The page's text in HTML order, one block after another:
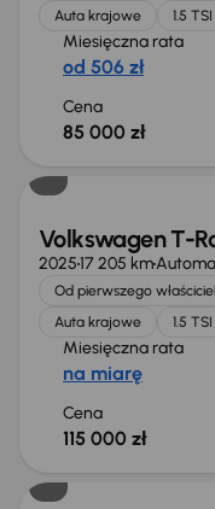
Auta krajowe 1.5 TSI
Miesięczna rata
od 506 zł
Cena
85 000 zł
Od nowego taniej o
Volkswagen T-
202517 205 km
Od pierwszego
Auta krajowe
1.5 TSI
Miesięczna rata
na miarę
Cena
115 000 zł